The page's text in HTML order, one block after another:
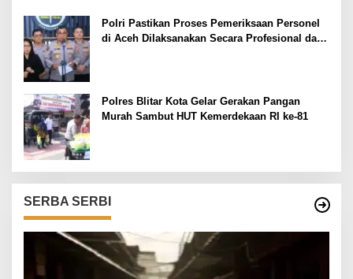
Polri Pastikan Proses Pemeriksaan Personel
di Aceh Dilaksanakan Secara Profesional dan
Polres Blitar Kota Gelar Gerakan Pangan
Murah Sambut HUT Kemerdekaan RI ke-81
SERBA SERBI